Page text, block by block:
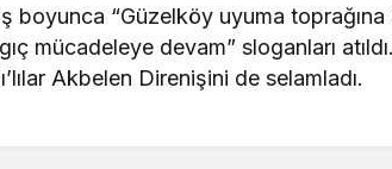
boyunca “Güzelköy uyuma toprağına
mücadeleye devam” sloganları
Akbelen Direnişini de selamladı.